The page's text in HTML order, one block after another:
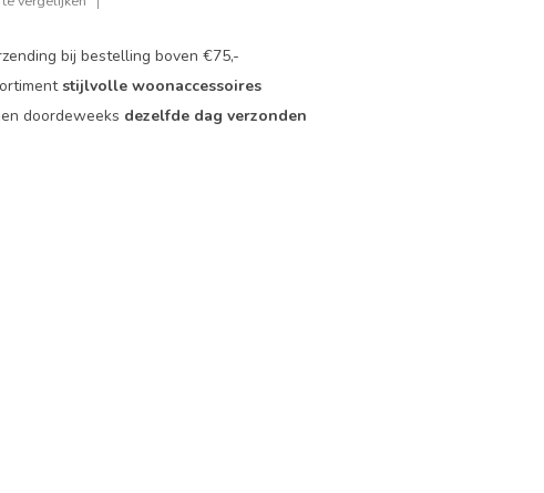
bij bestelling boven €75,-
stijlvolle woonaccessoires
doordeweeks dezelfde dag verzonden